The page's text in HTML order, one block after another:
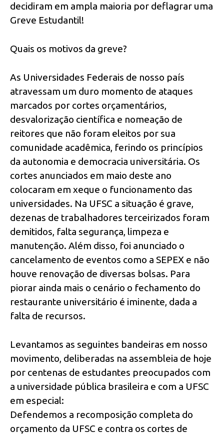
decidiram em ampla maioria por deflagrar uma
Greve Estudantil!
Quais os motivos da greve?
As Universidades Federais de nosso país
atravessam um duro momento de ataques
marcados por cortes orçamentários,
desvalorização científica e nomeação de
reitores que não foram eleitos por sua
comunidade acadêmica, ferindo os princípios
da autonomia e democracia universitária. Os
cortes anunciados em maio deste ano
colocaram em xeque o funcionamento das
universidades. Na UFSC a situação é grave,
dezenas de trabalhadores terceirizados foram
demitidos, falta segurança, limpeza e
manutenção. Além disso, foi anunciado o
cancelamento de eventos como a SEPEX e não
houve renovação de diversas bolsas. Para
piorar ainda mais o cenário o fechamento do
restaurante universitário é iminente, dada a
falta de recursos.
Levantamos as seguintes bandeiras em nosso
movimento, deliberadas na assembleia de hoje
por centenas de estudantes preocupados com
a universidade pública brasileira e com a UFSC
em especial:
Defendemos a recomposição completa do
orçamento da UFSC e contra os cortes de